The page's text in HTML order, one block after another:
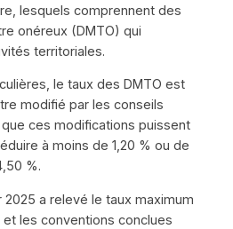
lesquels comprennent des
onéreux (DMTO) qui
territoriales.
le taux des DMTO est
modifié par les conseils
ces modifications puissent
à moins de 1,20 % ou de
%.
a relevé le taux maximum
les conventions conclues